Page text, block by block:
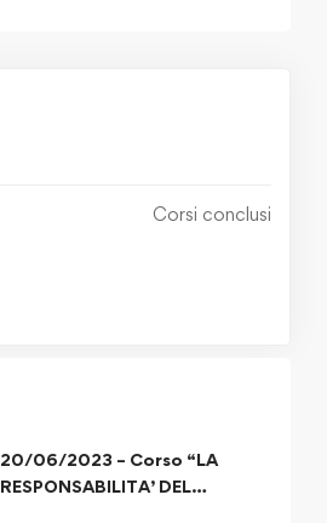
Corsi conclusi
20/06/2023 – Corso “LA
RESPONSABILITA’ DEL